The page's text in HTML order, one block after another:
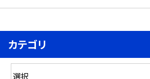
カテゴリ